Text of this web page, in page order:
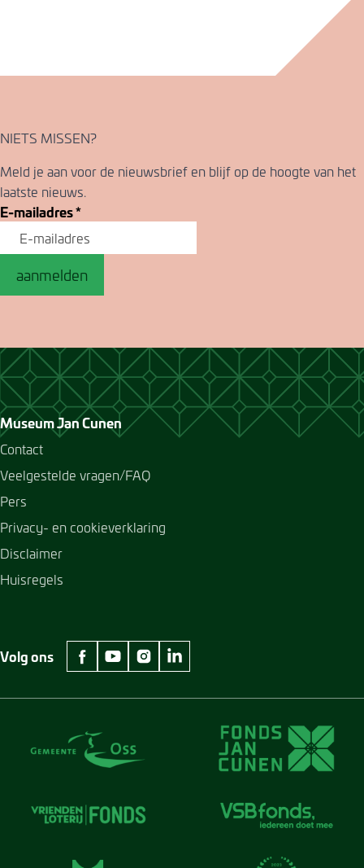
NIETS MISSEN?
Meld je aan voor de nieuwsbrief en blijf op de hoogte van het
laatste nieuws.
E-mailadres*
aanmelden
Museum Jan Cunen
Contact
Veelgestelde vragen/FAQ
Pers
Privacy- en cookieverklaring
Disclaimer
Huisregels
Volg ons
facebook Museum Jan Cunen
youtube Museum Jan Cunen
instagram Museum Jan Cunen
linkedin Museum Jan Cunen